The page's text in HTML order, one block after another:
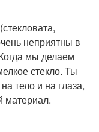
неприятны в
мы делаем
стекло. Ты
тело и на глаза,
материал.